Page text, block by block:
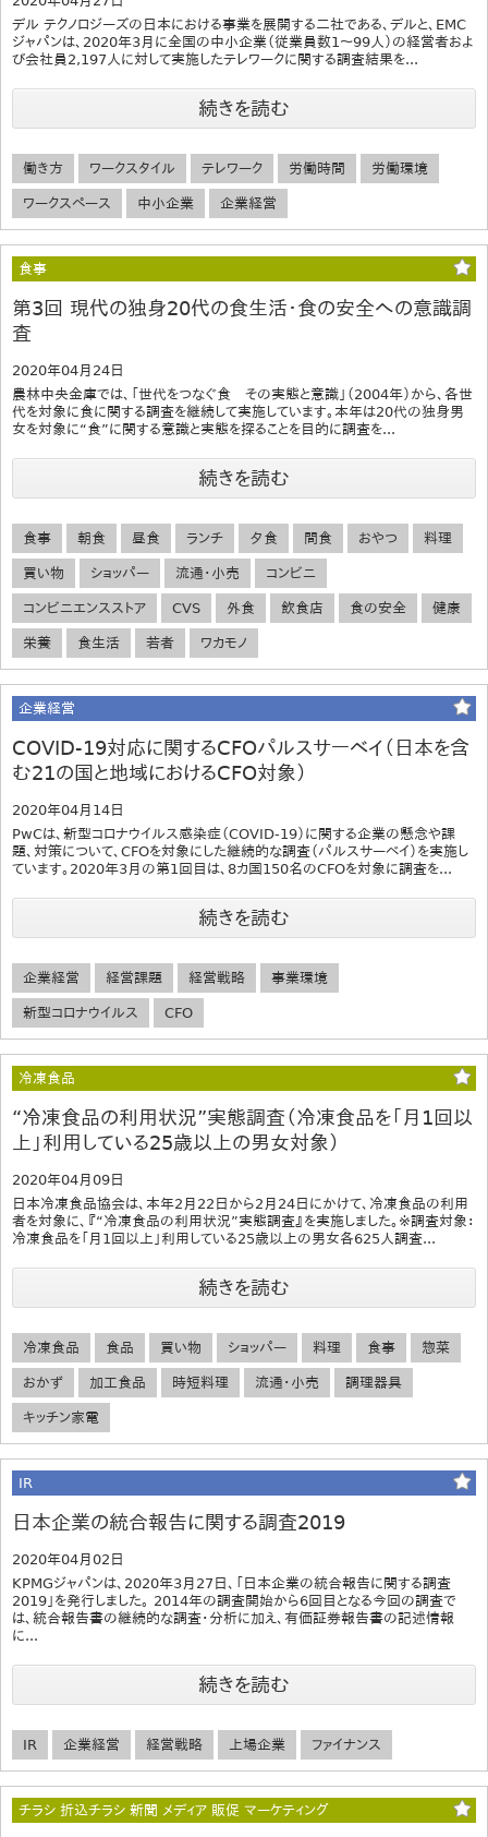
デル テクノロジーズの日本における事業を展開する二社である、デルと、EMC
ジャパンは、2020年3月に全国の中小企業（従業員数1～99人）の経営者およ
び会社員2,197人に対して実施したテレワークに関する調査結果を...
続きを読む
働き方 ワークスタイル テレワーク 労働時間 労働環境
ワークスペース 中小企業 企業経営
食事
第3回 現代の独身20代の食生活・食の安全への意識調
査
2020年04月24日
農林中央金庫では、「世代をつなぐ食 その実態と意識」（2004年）から、各世
代を対象に食に関する調査を継続して実施しています。本年は20代の独身男
女を対象に“食”に関する意識と実態を探ることを目的に調査を...
続きを読む
食事 朝食 昼食 ランチ 夕食 間食 おやつ 料理
買い物 ショッパー 流通・小売 コンビニ
コンビニエンスストア CVS 外食 飲食店 食の安全 健康
栄養 食生活 若者 ワカモノ
企業経営
COVID-19対応に関するCFOパルスサーベイ（日本を含
む21の国と地域におけるCFO対象）
2020年04月14日
PwCは、新型コロナウイルス感染症（COVID-19）に関する企業の懸念や課
題、対策について、CFOを対象にした継続的な調査（パルスサーベイ）を実施し
ています。2020年3月の第1回目は、8カ国150名のCFOを対象に調査を...
続きを読む
企業経営 経営課題 経営戦略 事業環境
新型コロナウイルス CFO
冷凍食品
“冷凍食品の利用状況”実態調査（冷凍食品を「月1回以
上」利用している25歳以上の男女対象）
2020年04月09日
日本冷凍食品協会は、本年2月22日から2月24日にかけて、冷凍食品の利用
者を対象に、『“冷凍食品の利用状況”実態調査』を実施しました。※調査対象：
冷凍食品を「月1回以上」利用している25歳以上の男女各625人調査...
続きを読む
冷凍食品 食品 買い物 ショッパー 料理 食事 惣菜
おかず 加工食品 時短料理 流通・小売 調理器具
キッチン家電
IR
日本企業の統合報告に関する調査2019
2020年04月02日
KPMGジャパンは、2020年3月27日、「日本企業の統合報告に関する調査
2019」を発行しました。 2014年の調査開始から6回目となる今回の調査で
は、統合報告書の継続的な調査・分析に加え、有価証券報告書の記述情報
に...
続きを読む
IR 企業経営 経営戦略 上場企業 ファイナンス
チラシ 折込チラシ 新聞 メディア 販促 マーケティング